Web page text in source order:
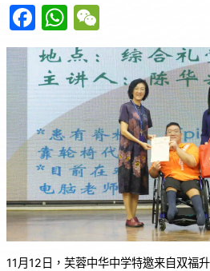
F
a
c
e
b
o
o
k
W
h
at
s
A
p
p
e
C
h
at
11月12日，芙蓉中华中学特邀来自双福